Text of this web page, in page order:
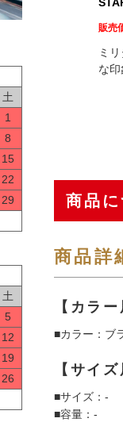
土
1
8
15
22
29
土
5
12
19
26
販売
ミ
な印
商品
商品詳
【カラー
■カラー：ブ
【サイズ
■サイズ：-
■容量：-